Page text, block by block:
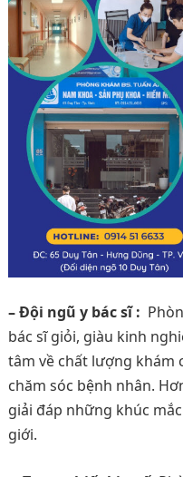
– Đội ngũ y bác sĩ :
bác sĩ giỏi, giàu kinh
tâm về chất lượng khám
chăm sóc bệnh nhân.
giải đáp những khúc
giới.